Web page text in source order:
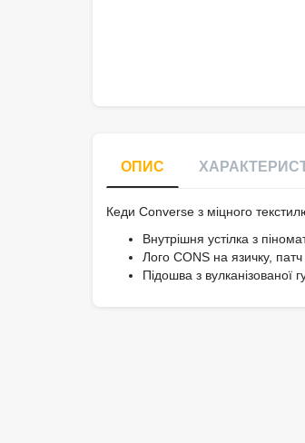
ОПИС
Кеди Converse з міцного
Внутрішня устілка з
Лого CONS на язичку,
Підошва з вулканізованої